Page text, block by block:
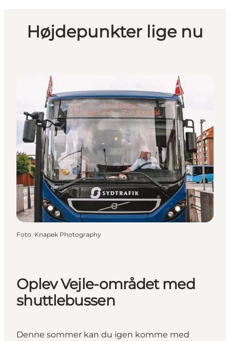
Højdepunkter lige nu
Foto: Knapek Photography
Oplev Vejle-området med
shuttlebussen
Denne sommer kan du igen komme med